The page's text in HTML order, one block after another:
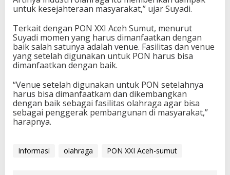
a
t
e
n
g
g
e
a
k
a
n
n
untuk kesejahteraan masyarakat,” ujar Suyadi.
Terkait dengan PON XXI Aceh Sumut, menurut
Suyadi momen yang harus dimanfaatkan dengan
baik salah satunya adalah venue. Fasilitas dan venue
yang setelah digunakan untuk PON harus bisa
dimanfaatkan dengan baik.
“Venue setelah digunakan untuk PON setelahnya
harus bisa dimanfaatkam dan dikembangkan
dengan baik sebagai fasilitas olahraga agar bisa
sebagai penggerak pembangunan di masyarakat,”
harapnya.
Informasi olahraga PON XXI Aceh-sumut